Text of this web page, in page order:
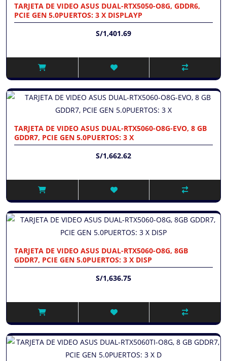
TARJETA DE VIDEO ASUS DUAL-RTX5050-O8G, GDDR6,
PCIE GEN 5.0PUERTOS: 3 X DISPLAYP
S/1,401.69
TARJETA DE VIDEO ASUS DUAL-RTX5060-O8G-EVO, 8 GB
GDDR7, PCIE GEN 5.0PUERTOS: 3 X
S/1,662.62
TARJETA DE VIDEO ASUS DUAL-RTX5060-O8G, 8GB
GDDR7, PCIE GEN 5.0PUERTOS: 3 X DISP
S/1,636.75